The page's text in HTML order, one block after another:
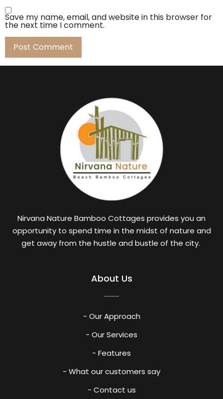
Save my name, email, and website in this browser for
the next time I comment.
Nirvana Nature Bamboo Cottages provides you an
opportunity to spend time in the midst of nature and
get away from the hustle and bustle of the city.
About Us
- Our Approach
- Our Services
- Features
- What our customers say
- Contact us